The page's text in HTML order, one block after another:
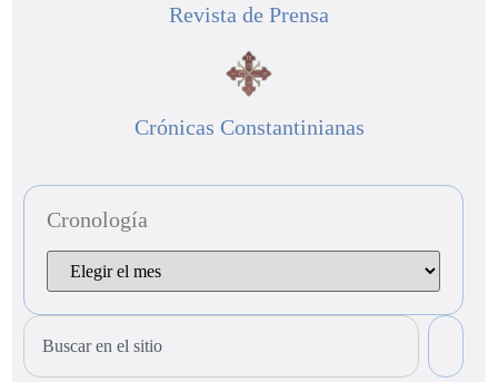
Revista de Prensa
Crónicas Constantinianas
Cronología